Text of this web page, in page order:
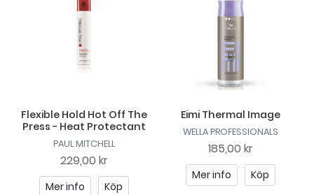
Flexible Hold Hot Off The
Press - Heat Protectant
PAUL MITCHELL
229,00 kr
Mer info Köp
Eimi Thermal Image
WELLA PROFESSIONALS
185,00 kr
Mer info Köp